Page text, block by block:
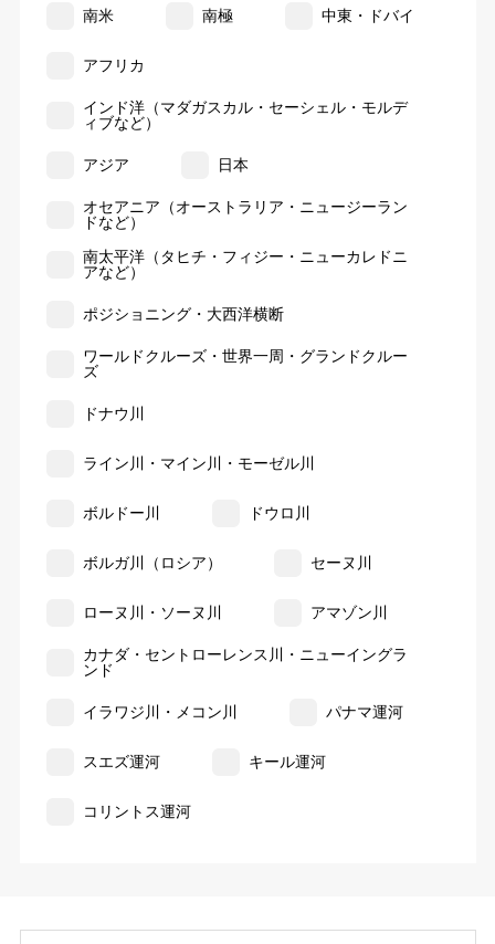
南米 南極 中東・ドバイ
アフリカ
インド洋（マダガスカル・セーシェル・モルデ
ィブなど）
アジア 日本
オセアニア（オーストラリア・ニュージーラン
ドなど）
南太平洋（タヒチ・フィジー・ニューカレドニ
アなど）
ポジショニング・大西洋横断
ワールドクルーズ・世界一周・グランドクルー
ズ
ドナウ川
ライン川・マイン川・モーゼル川
ボルドー川 ドウロ川
ボルガ川（ロシア） セーヌ川
ローヌ川・ソーヌ川 アマゾン川
カナダ・セントローレンス川・ニューイングラ
ンド
イラワジ川・メコン川 パナマ運河
スエズ運河 キール運河
コリントス運河